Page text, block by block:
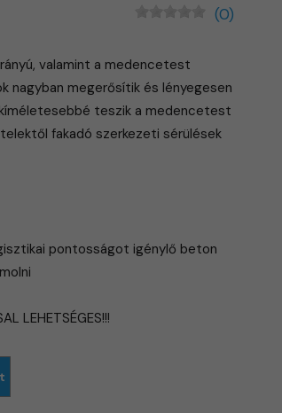
(0)
valamint a medencetest
nagyban megerősítik és lényegesen
teszik a medencetest
fakadó szerkezeti sérülések
pontosságot igénylő beton
LEHETSÉGES!!!